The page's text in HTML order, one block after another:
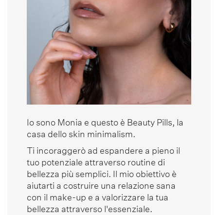
Io sono Monia e questo è Beauty Pills, la
casa dello skin minimalism.
Ti incoraggerò ad espandere a pieno il
tuo potenziale attraverso routine di
bellezza più semplici. Il mio obiettivo è
aiutarti a costruire una relazione sana
con il make-up e a valorizzare la tua
bellezza attraverso l'essenziale.